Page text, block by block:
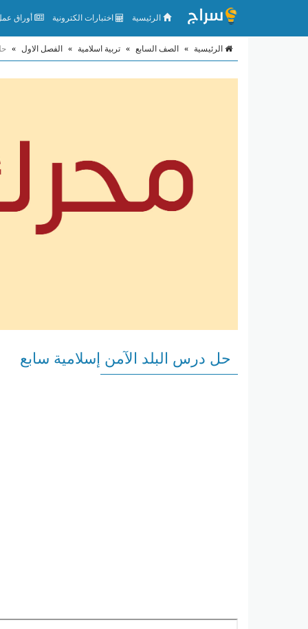
الرئيسية اختبارات الكترونية أوراق
الرئيسية » الصف السابع » تربية اسلامية » الفصل الاول »
حل درس البلد الآمن إسلامية سابع